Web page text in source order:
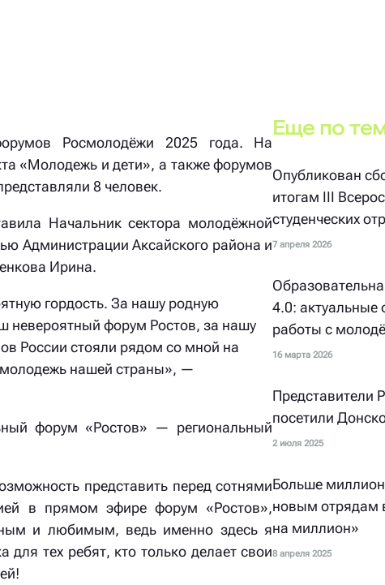
Росмолодёжи 2025 года. На
«Молодежь и дети», а также форумов
8 человек.
Начальник сектора молодёжной
Администрации Аксайского района и
Ирина.
гордость. За нашу родную
невероятный форум Ростов, за нашу
России стояли рядом со мной на
нашей страны», —
форум «Ростов» — региональный
представить перед сотнями
в прямом эфире форум «Ростов»,
и любимым, ведь именно здесь я
для тех ребят, кто только делает свои
Еще по
Опубликован
итогам III
студенческих
7 апреля 2026
4.0: актуальные
работы с
16 марта 2026
Представители
посетили
2 июля 2025
Больше
новым отрядам
на миллион»
8 апреля 2025